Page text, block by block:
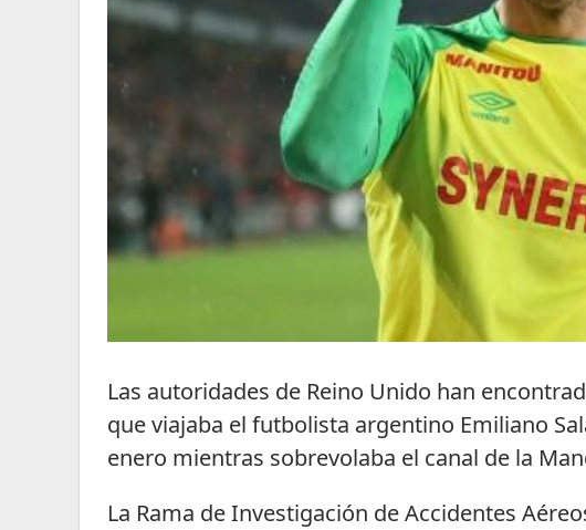
Las autoridades de Reino Unido han
que viajaba el futbolista argentino Emiliano
enero mientras sobrevolaba el canal de la
La Rama de Investigación de Accidentes